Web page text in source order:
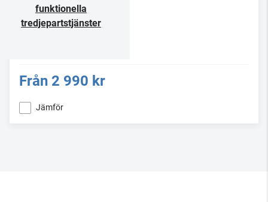
funktionella
tredjepartstjänster
Från 2 990 kr
Jämför